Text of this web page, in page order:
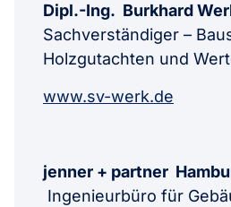
Dipl.-Ing. Burkhard
Sachverständiger –
Holzgutachten und
www.sv-werk.de
jenner + partner
Ingenieurbüro für